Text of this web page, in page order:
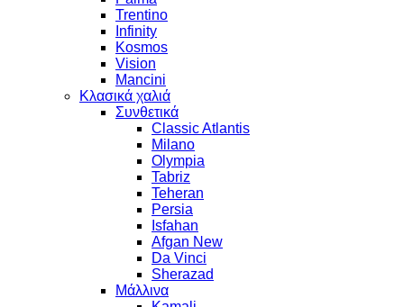
Trentino
Infinity
Kosmos
Vision
Mancini
Κλασικά χαλιά
Συνθετικά
Classic Atlantis
Milano
Olympia
Tabriz
Teheran
Persia
Isfahan
Afgan New
Da Vinci
Sherazad
Μάλλινα